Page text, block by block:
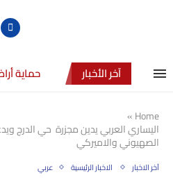
آخر الأخبار حماية
Home
»
اليساري العربي يدين مجزرة حي الدرج
الصهيوني والاميركي
آخر الاخبار الاخبار الرئيسية عربي